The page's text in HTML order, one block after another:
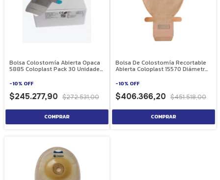
Bolsa Colostomía Abierta Opaca
5885 Coloplast Pack 30 Unidades
-10% OFF
$245.277,90 $272.531,00
Bolsa De Colostomía Recortable
Abierta Coloplast 15570 Diámetro
Unidades
-10% OFF
$406.366,20 $451.518,00